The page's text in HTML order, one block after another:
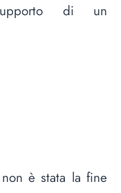
di un
è stata la fine